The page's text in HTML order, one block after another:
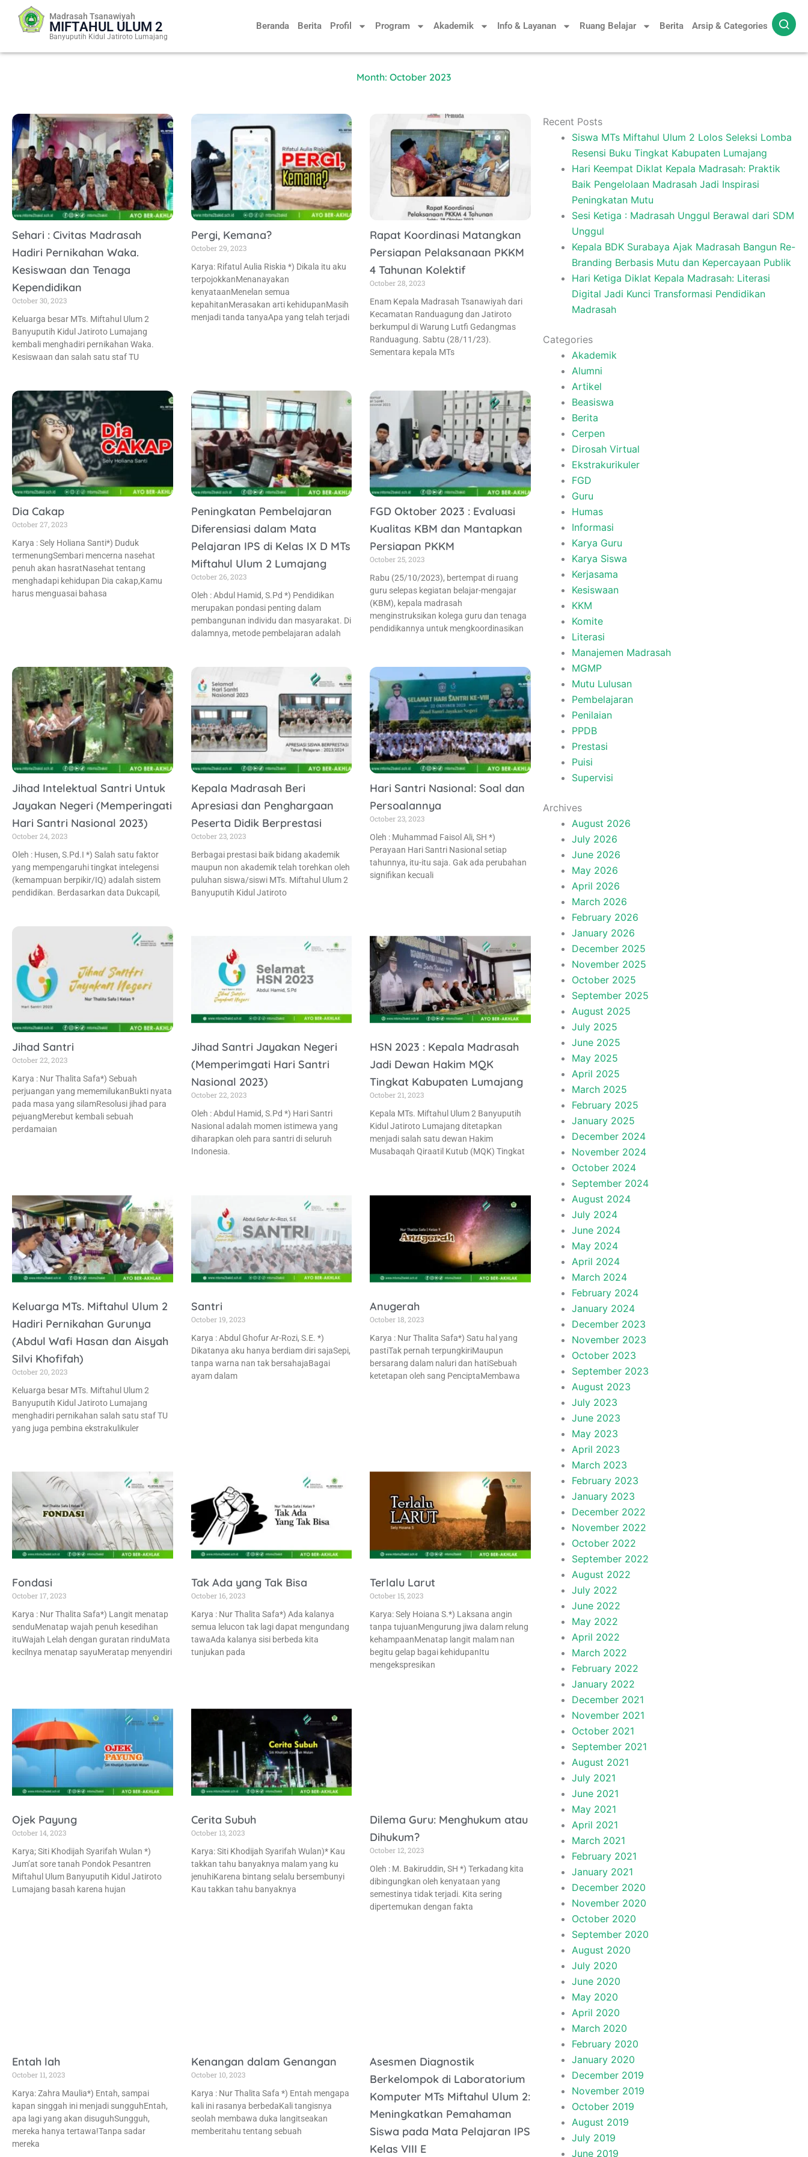
Beranda Berita Profil Program Akademik Info & Layanan Ruang Belajar Berita Arsip & Categories
Madrasah Tsanawiyah
MIFTAHUL ULUM 2
Banyuputih Kidul Jatiroto Lumajang
Month: October 2023
Sehari : Civitas Madrasah
Hadiri Pernikahan Waka.
Kesiswaan dan Tenaga
Kependidikan
October 30, 2023
Keluarga besar MTs. Miftahul Ulum 2
Banyuputih Kidul Jatiroto Lumajang
kembali menghadiri pernikahan Waka.
Kesiswaan dan salah satu staf TU
Pergi, Kemana?
October 29, 2023
Karya: Rifatul Aulia Riskia *) Dikala itu aku
terpojokkanMenanayakan
kenyataanMenelan semua
kepahitanMerasakan arti kehidupanMasih
menjadi tanda tanyaApa yang telah terjadi
Rapat Koordinasi Matangkan
Persiapan Pelaksanaan PKKM
4 Tahunan Kolektif
October 28, 2023
Enam Kepala Madrasah Tsanawiyah dari
Kecamatan Randuagung dan Jatiroto
berkumpul di Warung Lutfi Gedangmas
Randuagung. Sabtu (28/11/23).
Sementara kepala MTs
Dia Cakap
October 27, 2023
Karya : Sely Holiana Santi*) Duduk
termenungSembari mencerna nasehat
penuh akan hasratNasehat tentang
menghadapi kehidupan Dia cakap,Kamu
harus menguasai bahasa
Peningkatan Pembelajaran
Diferensiasi dalam Mata
Pelajaran IPS di Kelas IX D MTs
Miftahul Ulum 2 Lumajang
October 26, 2023
Oleh : Abdul Hamid, S.Pd *) Pendidikan
merupakan pondasi penting dalam
pembangunan individu dan masyarakat. Di
dalamnya, metode pembelajaran adalah
FGD Oktober 2023 : Evaluasi
Kualitas KBM dan Mantapkan
Persiapan PKKM
October 25, 2023
Rabu (25/10/2023), bertempat di ruang
guru selepas kegiatan belajar-mengajar
(KBM), kepala madrasah
menginstruksikan kolega guru dan tenaga
pendidikannya untuk mengkoordinasikan
Jihad Intelektual Santri Untuk
Jayakan Negeri (Memperingati
Hari Santri Nasional 2023)
October 24, 2023
Oleh : Husen, S.Pd.I *) Salah satu faktor
yang mempengaruhi tingkat intelegensi
(kemampuan berpikir/IQ) adalah sistem
pendidikan. Berdasarkan data Dukcapil,
Kepala Madrasah Beri
Apresiasi dan Penghargaan
Peserta Didik Berprestasi
October 23, 2023
Berbagai prestasi baik bidang akademik
maupun non akademik telah torehkan oleh
puluhan siswa/siswi MTs. Miftahul Ulum 2
Banyuputih Kidul Jatiroto
Hari Santri Nasional: Soal dan
Persoalannya
October 23, 2023
Oleh : Muhammad Faisol Ali, SH *)
Perayaan Hari Santri Nasional setiap
tahunnya, itu-itu saja. Gak ada perubahan
signifikan kecuali
Jihad Santri
October 22, 2023
Karya : Nur Thalita Safa*) Sebuah
perjuangan yang mememilukanBukti nyata
pada masa yang silamResolusi jihad para
pejuangMerebut kembali sebuah
perdamaian
Jihad Santri Jayakan Negeri
(Memperimgati Hari Santri
Nasional 2023)
October 22, 2023
Oleh : Abdul Hamid, S.Pd *) Hari Santri
Nasional adalah momen istimewa yang
diharapkan oleh para santri di seluruh
Indonesia.
HSN 2023 : Kepala Madrasah
Jadi Dewan Hakim MQK
Tingkat Kabupaten Lumajang
October 21, 2023
Kepala MTs. Miftahul Ulum 2 Banyuputih
Kidul Jatiroto Lumajang ditetapkan
menjadi salah satu dewan Hakim
Musabaqah Qiraatil Kutub (MQK) Tingkat
Keluarga MTs. Miftahul Ulum 2
Hadiri Pernikahan Gurunya
(Abdul Wafi Hasan dan Aisyah
Silvi Khofifah)
October 20, 2023
Keluarga besar MTs. Miftahul Ulum 2
Banyuputih Kidul Jatiroto Lumajang
menghadiri pernikahan salah satu staf TU
yang juga pembina ekstrakulikuler
Santri
October 19, 2023
Karya : Abdul Ghofur Ar-Rozi, S.E. *)
Dikatanya aku hanya berdiam diri sajaSepi,
tanpa warna nan tak bersahajaBagai
ayam dalam
Anugerah
October 18, 2023
Karya : Nur Thalita Safa*) Satu hal yang
pastiTak pernah terpungkiriMaupun
bersarang dalam naluri dan hatiSebuah
ketetapan oleh sang PenciptaMembawa
Fondasi
October 17, 2023
Karya : Nur Thalita Safa*) Langit menatap
senduMenatap wajah penuh kesedihan
ituWajah Lelah dengan guratan rinduMata
kecilnya menatap sayuMeratap menyendiri
Tak Ada yang Tak Bisa
October 16, 2023
Karya : Nur Thalita Safa*) Ada kalanya
semua lelucon tak lagi dapat mengundang
tawaAda kalanya sisi berbeda kita
tunjukan pada
Terlalu Larut
October 15, 2023
Karya: Sely Hoiana S.*) Laksana angin
tanpa tujuanMengurung jiwa dalam relung
kehampaanMenatap langit malam nan
begitu gelap bagai kehidupanItu
mengekspresikan
Ojek Payung
October 14, 2023
Karya; Siti Khodijah Syarifah Wulan *)
Jum’at sore tanah Pondok Pesantren
Miftahul Ulum Banyuputih Kidul Jatiroto
Lumajang basah karena hujan
Cerita Subuh
October 13, 2023
Karya: Siti Khodijah Syarifah Wulan)* Kau
takkan tahu banyaknya malam yang ku
jenuhiKarena bintang selalu bersembunyi
Kau takkan tahu banyaknya
Dilema Guru: Menghukum atau
Dihukum?
October 12, 2023
Oleh : M. Bakiruddin, SH *) Terkadang kita
dibingungkan oleh kenyataan yang
semestinya tidak terjadi. Kita sering
dipertemukan dengan fakta
Entah lah
October 11, 2023
Karya: Zahra Maulia*) Entah, sampai
kapan singgah ini menjadi sungguhEntah,
apa lagi yang akan disuguhSungguh,
mereka hanya tertawa!Tanpa sadar
mereka
Kenangan dalam Genangan
October 10, 2023
Karya : Nur Thalita Safa *) Entah mengapa
kali ini rasanya berbedaKali tangisnya
seolah membawa duka langitseakan
memberitahu tentang sebuah
Asesmen Diagnostik
Berkelompok di Laboratorium
Komputer MTs Miftahul Ulum 2:
Meningkatkan Pemahaman
Siswa pada Mata Pelajaran IPS
Kelas VIII E
Recent Posts
Siswa MTs Miftahul Ulum 2 Lolos Seleksi Lomba
Resensi Buku Tingkat Kabupaten Lumajang
Hari Keempat Diklat Kepala Madrasah: Praktik
Baik Pengelolaan Madrasah Jadi Inspirasi
Peningkatan Mutu
Sesi Ketiga : Madrasah Unggul Berawal dari SDM
Unggul
Kepala BDK Surabaya Ajak Madrasah Bangun Re-
Branding Berbasis Mutu dan Kepercayaan Publik
Hari Ketiga Diklat Kepala Madrasah: Literasi
Digital Jadi Kunci Transformasi Pendidikan
Madrasah
Categories
Akademik
Alumni
Artikel
Beasiswa
Berita
Cerpen
Dirosah Virtual
Ekstrakurikuler
FGD
Guru
Humas
Informasi
Karya Guru
Karya Siswa
Kerjasama
Kesiswaan
KKM
Komite
Literasi
Manajemen Madrasah
MGMP
Mutu Lulusan
Pembelajaran
Penilaian
PPDB
Prestasi
Puisi
Supervisi
Archives
August 2026
July 2026
June 2026
May 2026
April 2026
March 2026
February 2026
January 2026
December 2025
November 2025
October 2025
September 2025
August 2025
July 2025
June 2025
May 2025
April 2025
March 2025
February 2025
January 2025
December 2024
November 2024
October 2024
September 2024
August 2024
July 2024
June 2024
May 2024
April 2024
March 2024
February 2024
January 2024
December 2023
November 2023
October 2023
September 2023
August 2023
July 2023
June 2023
May 2023
April 2023
March 2023
February 2023
January 2023
December 2022
November 2022
October 2022
September 2022
August 2022
July 2022
June 2022
May 2022
April 2022
March 2022
February 2022
January 2022
December 2021
November 2021
October 2021
September 2021
August 2021
July 2021
June 2021
May 2021
April 2021
March 2021
February 2021
January 2021
December 2020
November 2020
October 2020
September 2020
August 2020
July 2020
June 2020
May 2020
April 2020
March 2020
February 2020
January 2020
December 2019
November 2019
October 2019
August 2019
July 2019
June 2019